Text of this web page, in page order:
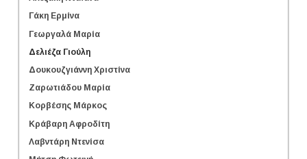
Γάκη Ερμίνα
Γεωργαλά Μαρία
Δελιέζα Γιούλη
Δουκουζγιάννη Χριστίνα
Ζαρωτιάδου Μαρία
Κορβέσης Μάρκος
Κράβαρη Αφροδίτη
Λαβντάρη Ντενίσα